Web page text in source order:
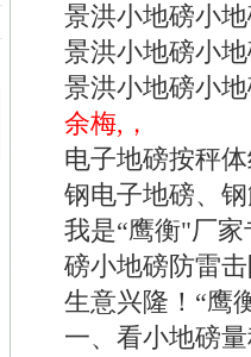
景洪小地磅小
景洪小地磅小
景洪小地磅小
余梅,，
电子地磅按秤
钢电子地磅、
我是“鹰衡"厂
磅小地磅防雷
生意兴隆！“鹰
一、看小地磅